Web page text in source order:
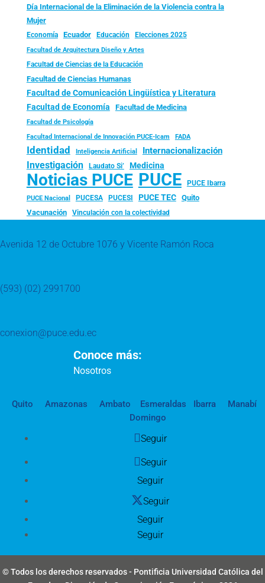
Día Internacional de la Eliminación de la Violencia contra la
Mujer
Economía Ecuador Educación Elecciones 2025
Facultad de Arquitectura Diseño y Artes
Facultad de Ciencias de la Educación
Facultad de Ciencias Humanas
Facultad de Comunicación Lingüística y Literatura
Facultad de Economía Facultad de Medicina
Facultad de Psicología
Facultad Internacional de Innovación PUCE-Icam FADA
Identidad Inteligencia Artificial Internacionalización
Investigación Laudato Si’ Medicina
Noticias PUCE PUCE PUCE Ibarra
PUCE Nacional PUCESA PUCESI PUCE TEC
Quito
Vacunación
Vinculación con la colectividad
Avenida 12 de Octubre 1076 y Vicente Ramón Roca
(593) (02) 2991700
conexion@puce.edu.ec
Conoce más:
Nosotros
Quito Amazonas Ambato Esmeraldas Ibarra
Manabí
Domingo
Seguir
Seguir
Seguir
Seguir
Seguir
Seguir
© Todos los derechos reservados - Pontificia Universidad Católica del